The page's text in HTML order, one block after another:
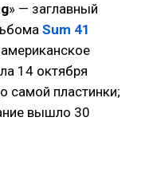
» — заглавный
Sum 41
14 октября
самой пластинки;
вышло 30